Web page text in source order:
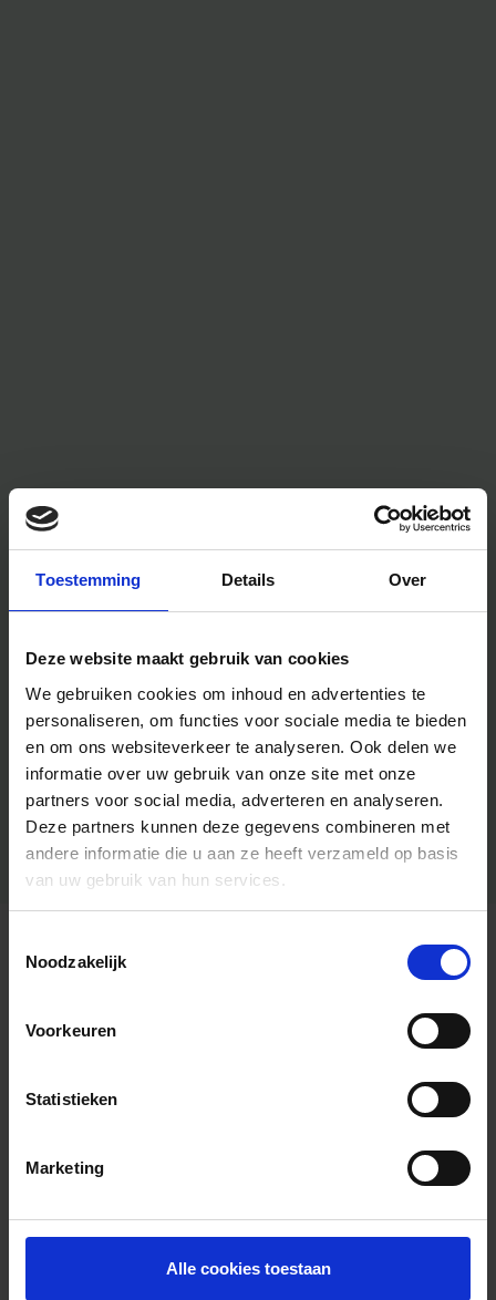
Toestemming Details Over
Deze website maakt gebruik van cookies
We gebruiken cookies om inhoud en advertenties te
personaliseren, om functies voor sociale media te bieden
en om ons websiteverkeer te analyseren. Ook delen we
informatie over uw gebruik van onze site met onze
partners voor social media, adverteren en analyseren.
Deze partners kunnen deze gegevens combineren met
andere informatie die u aan ze heeft verzameld op basis
van uw gebruik van hun services.
Noodzakelijk
Voorkeuren
Statistieken
Marketing
Alle cookies toestaan
Algemene informatie
Foto’s ({{photos.length}})